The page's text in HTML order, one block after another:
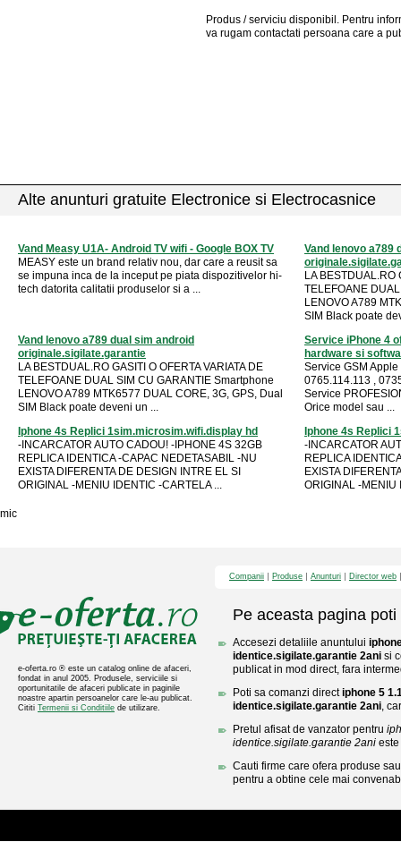
Produs / serviciu disponibil . Pentru
va rugam contactati persoana care a
Alte anunturi gratuite Electronice si Electrocasnice
Vand Measy U1A- Android TV wifi - Google BOX TV
MEASY este un brand relativ nou, dar care a reusit sa
se impuna inca de la inceput pe piata dispozitivelor hi-
tech datorita calitatii produselor si a ...
Vand lenovo a789
LA BESTDUAL.RO
TELEFOANE
LENOVO A789
SIM Black poate
Vand lenovo a789 dual sim android
originale.sigilate.garantie
LA BESTDUAL.RO GASITI O OFERTA VARIATA DE
TELEFOANE DUAL SIM CU GARANTIE Smartphone
LENOVO A789 MTK6577 DUAL CORE, 3G, GPS, Dual
SIM Black poate deveni un ...
Service iPhone 4
hardware si
Service GSM
0765.114.113 ,
Service
Orice model sau ...
Iphone 4s Replici 1sim.microsim.wifi.display hd
-INCARCATOR AUTO CADOU! -IPHONE 4S 32GB
REPLICA IDENTICA -CAPAC NEDETASABIL -NU
EXISTA DIFERENTA DE DESIGN INTRE EL SI
ORIGINAL -MENIU IDENTIC -CARTELA ...
Iphone 4s Replici
-INCARCATOR
REPLICA
EXISTA
ORIGINAL -MENIU
mic
e-oferta.ro ® este un catalog online de afaceri,
fondat in anul 2005. Produsele, serviciile si
oportunitatile de afaceri publicate in paginile
noastre apartin persoanelor care le-au publicat.
Cititi Termenii si Conditiile de utilizare.
Companii Produse Anunturi Director web
Pe aceasta pagina poti
Accesezi detaliile anuntului
identice.sigilate.garantie 2ani si
publicat in mod direct, fara
Poti sa comanzi directiphone 5
identice.sigilate.garantie 2ani,
Pretul afisat de vanzator pentru
identice.sigilate.garantie 2ani
Cauti firme care ofera produse
pentru a obtine cele mai